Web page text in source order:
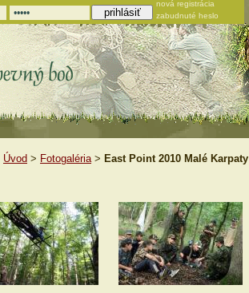
nová registrácia
zabudnuté heslo
Úvod > Fotogaléria > East Point 2010 Malé Karpaty